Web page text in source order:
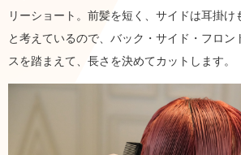
リーショート。前髪を短く、サイドは耳掛け
と考えているので、バック・サイド・フロン
スを踏まえて、長さを決めてカットします。